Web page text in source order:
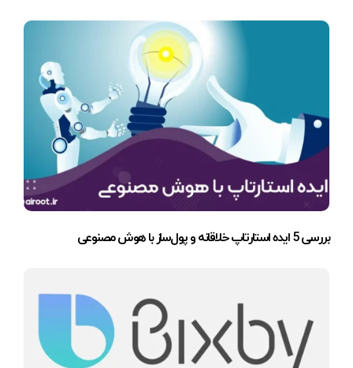
بررسی 5 ایده استارتاپ خلاقانه و پول‌ساز با هوش مصنوعی